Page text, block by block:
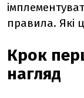
правила. Які
Крок
нагляд